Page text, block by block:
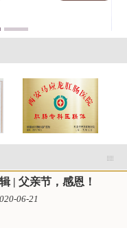
| 父亲节，感恩！
06-21